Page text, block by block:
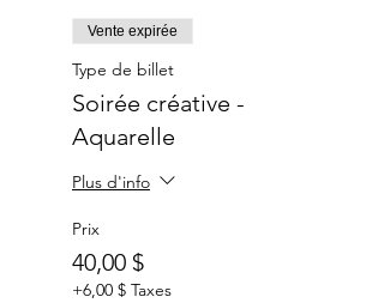
Vente expirée
Type de billet
Soirée créative -
Aquarelle
Plus d'info
Prix
40,00 $
+6,00 $ Taxes